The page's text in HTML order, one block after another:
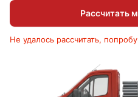
Рассчитать
Не удалось рассчитать,